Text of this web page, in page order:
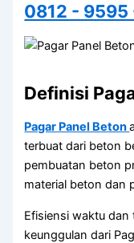
0812 - 9595
Definisi
Pagar Panel Beton
terbuat dari beton
pembuatan beton
material beton dan
Efisiensi waktu dan
keunggulan dari